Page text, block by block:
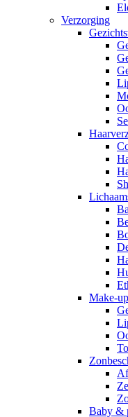
Verzorging
Make-up
Baby &